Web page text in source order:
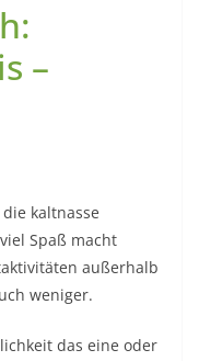
–
kaltnasse
Spaß macht
außerhalb
weniger.
das eine oder